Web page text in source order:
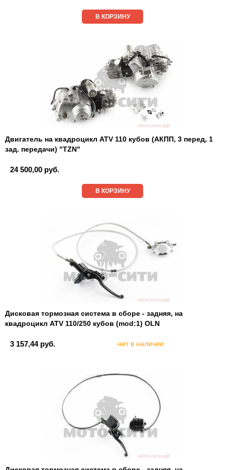
В КОРЗИНУ
Двигатель на квадроцикл ATV 110 кубов (АКПП, 3 перед, 1
зад. передачи) "TZN"
24 500,00 руб.
В КОРЗИНУ
Дисковая тормозная система в сборе - задняя, на
квадроцикл ATV 110/250 кубов (mod:1) OLN
3 157,44 руб. нет в наличии